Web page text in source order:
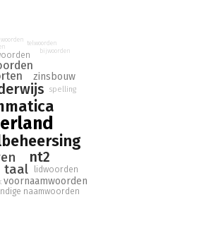
maar ook voor degene die het
of vreemde taal onderwijst. Op een
de auteurs met name die
die juist voor anderstaligen
Een uitgebreid register
van deze grammatica als
nt2
taal
voornaamwoorden
zinsbouw
naamwoorden
lidwoorden
spelling
telwoorden
bijwoorden